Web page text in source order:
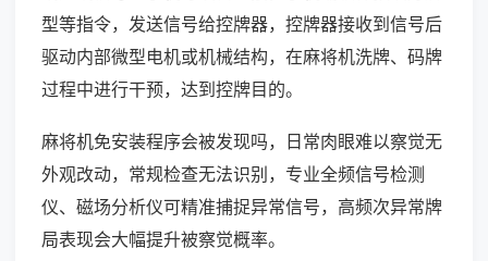
型等指令，发送信号给控牌器，控牌器接收到信号后
驱动内部微型电机或机械结构，在麻将机洗牌、码牌
过程中进行干预，达到控牌目的。
麻将机免安装程序会被发现吗，日常肉眼难以察觉无
外观改动，常规检查无法识别，专业全频信号检测
仪、磁场分析仪可精准捕捉异常信号，高频次异常牌
局表现会大幅提升被察觉概率。